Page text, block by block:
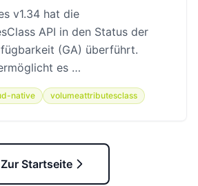
v1.34 hat die
API in den Status der
(GA) überführt.
es …
native volumeattributesclass
Zur Startseite